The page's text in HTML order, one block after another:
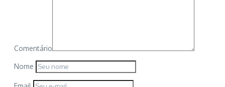
Comentário
Nome